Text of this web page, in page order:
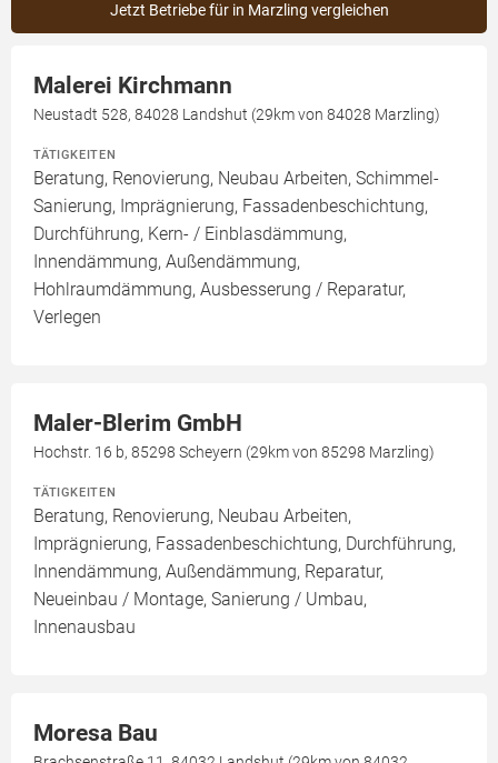
Jetzt Betriebe für in Marzling vergleichen
Malerei Kirchmann
Neustadt 528, 84028 Landshut (29km von 84028 Marzling)
TÄTIGKEITEN
Beratung, Renovierung, Neubau Arbeiten, Schimmel-
Sanierung, Imprägnierung, Fassadenbeschichtung,
Durchführung, Kern- / Einblasdämmung,
Innendämmung, Außendämmung,
Hohlraumdämmung, Ausbesserung / Reparatur,
Verlegen
Maler-Blerim GmbH
Hochstr. 16 b, 85298 Scheyern (29km von 85298 Marzling)
TÄTIGKEITEN
Beratung, Renovierung, Neubau Arbeiten,
Imprägnierung, Fassadenbeschichtung, Durchführung,
Innendämmung, Außendämmung, Reparatur,
Neueinbau / Montage, Sanierung / Umbau,
Innenausbau
Moresa Bau